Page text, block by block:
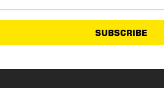
SUBSCRIBE